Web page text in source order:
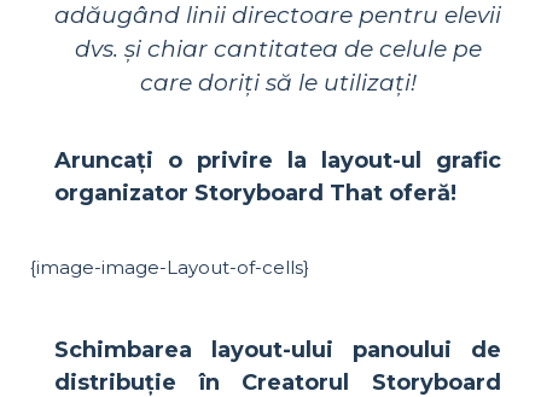
adăugând linii directoare pentru elevii
dvs. și chiar cantitatea de celule pe
care doriți să le utilizați!
Aruncați o privire la layout-ul grafic
organizator Storyboard That oferă!
{image-image-Layout-of-cells}
Schimbarea layout-ului panoului de
distribuție în Creatorul Storyboard